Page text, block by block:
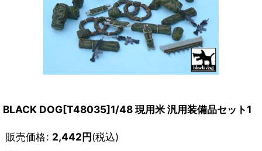
BLACK DOG[T48035]1/48 現用米 汎用装備品セット1
販売価格: 2,442円(税込)